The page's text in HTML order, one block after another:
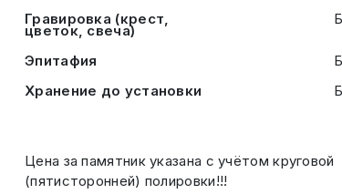
Гравировка (крест,
цветок, свеча)
Эпитафия
Хранение до установки
Цена за памятник указана с учётом круговой
(пятисторонней) полировки!!!